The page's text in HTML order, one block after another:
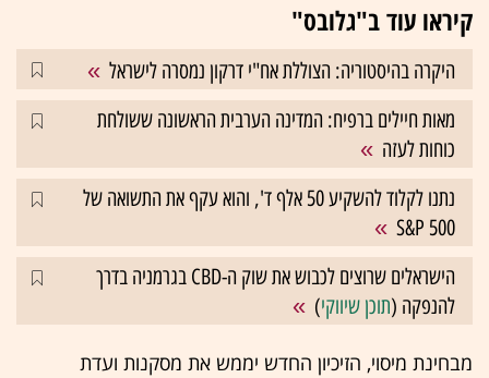
קיראו עוד ב"גלובס"
היקרה בהיסטוריה: הצוללת אח"י דרקון נמסרה לישראל
מאות חיילים ברפיח: המדינה הערבית הראשונה ששולחת
כוחות לעזה
נתנו לקלוד להשקיע 50 אלף ד', והוא עקף את התשואה של
S&P 500
הישראלים שרוצים לכבוש את שוק ה-CBD בגרמניה בדרך
להנפקה (תוכן שיווקי)
מבחינת מיסוי, הזיכיון החדש יממש את מסקנות ועדת